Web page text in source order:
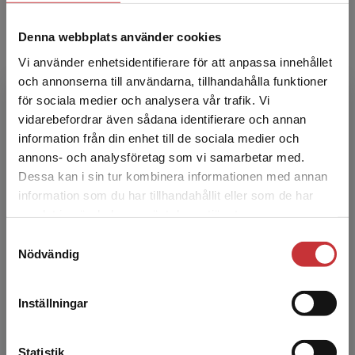
Denna webbplats använder cookies
Vi använder enhetsidentifierare för att anpassa innehållet
och annonserna till användarna, tillhandahålla funktioner
för sociala medier och analysera vår trafik. Vi
vidarebefordrar även sådana identifierare och annan
information från din enhet till de sociala medier och
annons- och analysföretag som vi samarbetar med.
Dessa kan i sin tur kombinera informationen med annan
information som du har tillhandahållit eller som de har
Nödvändig
Inställningar
Statistik
Begränsad fraktregion
Det verkar som att du besöker
studentlitteratur.se via en enhet utanför Sverige.
Vi erbjuder inte leveranser utanför Sverige. För
att kunna slutföra ett köp måste
Ida Nafstad
kriminologi vid Rättssociologiska institutionen i
Lund.